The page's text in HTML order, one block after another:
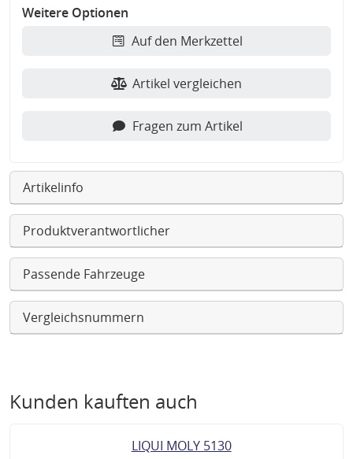
Weitere Optionen
Auf den Merkzettel
Artikel vergleichen
Fragen zum Artikel
Artikelinfo
Produktverantwortlicher
Passende Fahrzeuge
Vergleichsnummern
Kunden kauften auch
LIQUI MOLY 5130